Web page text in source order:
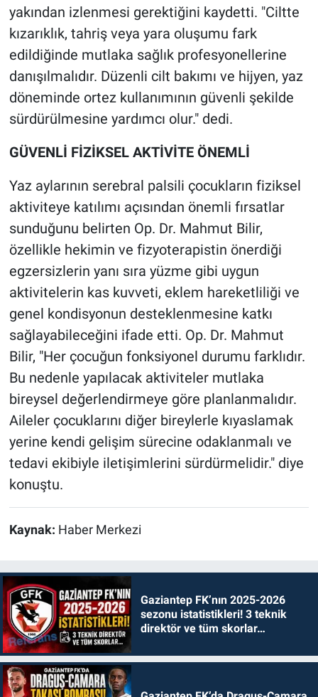
yakından izlenmesi gerektiğini kaydetti. "Ciltte
kızarıklık, tahriş veya yara oluşumu fark
edildiğinde mutlaka sağlık profesyonellerine
danışılmalıdır. Düzenli cilt bakımı ve hijyen, yaz
döneminde ortez kullanımının güvenli şekilde
sürdürülmesine yardımcı olur." dedi.
GÜVENLİ FİZİKSEL AKTİVİTE ÖNEMLİ
Yaz aylarının serebral palsili çocukların fiziksel
aktiviteye katılımı açısından önemli fırsatlar
sunduğunu belirten Op. Dr. Mahmut Bilir,
özellikle hekimin ve fizyoterapistin önerdiği
egzersizlerin yanı sıra yüzme gibi uygun
aktivitelerin kas kuvveti, eklem hareketliliği ve
genel kondisyonun desteklenmesine katkı
sağlayabileceğini ifade etti. Op. Dr. Mahmut
Bilir, "Her çocuğun fonksiyonel durumu farklıdır.
Bu nedenle yapılacak aktiviteler mutlaka
bireysel değerlendirmeye göre planlanmalıdır.
Aileler çocuklarını diğer bireylerle kıyaslamak
yerine kendi gelişim sürecine odaklanmalı ve
tedavi ekibiyle iletişimlerini sürdürmelidir." diye
konuştu.
Kaynak: Haber Merkezi
Gaziantep FK’nın 2025-2026
sezonu istatistikleri! 3 teknik
direktör ve tüm skorlar…